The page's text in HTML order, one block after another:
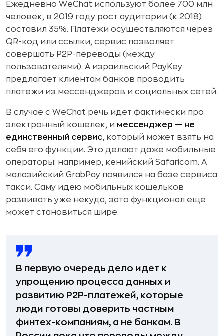
Ежедневно WeChat используют более 700 млн
человек, в 2019 году рост аудитории (к 2018)
составил 35%. Платежи осуществляются через
QR-код или ссылки, сервис позволяет
совершать P2P-переводы (между
пользователями). А израильский PayKey
предлагает клиентам банков проводить
платежи из мессенджеров и социальных сетей.
В случае с WeChat речь идет фактически про
электронный кошелек, и мессенджер — не
единственный сервис, который может взять на
себя его функции. Это делают даже мобильные
операторы: например, кенийский Safaricom. А
малазийский GrabPay появился на базе сервиса
такси. Саму идею мобильных кошельков
развивать уже некуда, зато функционал еще
может становиться шире.
В первую очередь дело идет к
упрощению процесса данных и
развитию P2P-платежей, которые
люди готовы доверить частным
финтех-компаниям, а не банкам. В